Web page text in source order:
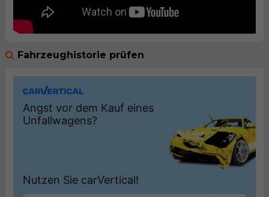
Fahrzeughistorie prüfen